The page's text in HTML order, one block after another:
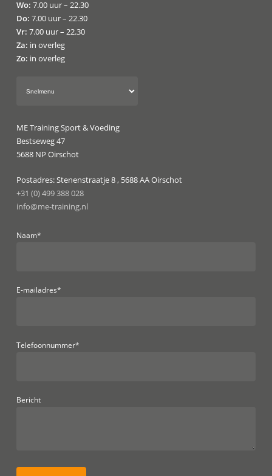
Wo: 7.00 uur – 22.30
Do: 7.00 uur – 22.30
Vr: 7.00 uur – 22.30
Za: in overleg
Zo: in overleg
ME Training Sport & Voeding
Bestseweg 47
5688 NP Oirschot
Postadres: Stenenstraatje 8 , 5688 AA Oirschot
+31 (0) 499 388 028
info@me-training.nl
Naam*
E-mailadres*
Telefoonnummer*
Bericht